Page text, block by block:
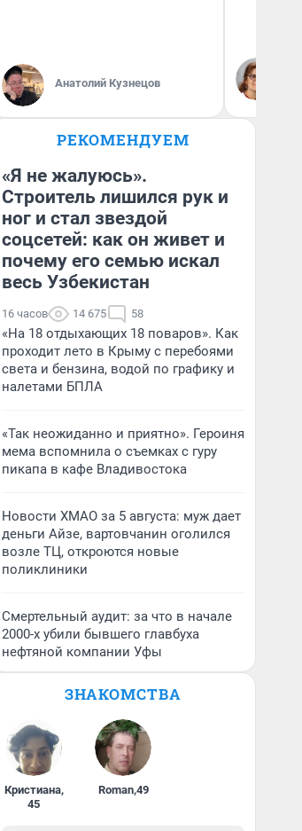
Анатолий Кузнецов
РЕКОМЕНДУЕМ
«Я не жалуюсь».
Строитель лишился рук и
ног и стал звездой
соцсетей: как он живет и
почему его семью искал
весь Узбекистан
16 часов 14 675 58
«На 18 отдыхающих 18 поваров». Как
проходит лето в Крыму с перебоями
света и бензина, водой по графику и
налетами БПЛА
«Так неожиданно и приятно». Героиня
мема вспомнила о съемках с гуру
пикапа в кафе Владивостока
Новости ХМАО за 5 августа: муж дает
деньги Айзе, вартовчанин оголился
возле ТЦ, откроются новые
поликлиники
Смертельный аудит: за что в начале
2000-х убили бывшего главбуха
нефтяной компании Уфы
ЗНАКОМСТВА
Кристиана,
45
Roman,49